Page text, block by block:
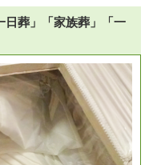
日葬」「家族葬」「一